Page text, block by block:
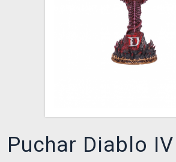
Puchar Diablo